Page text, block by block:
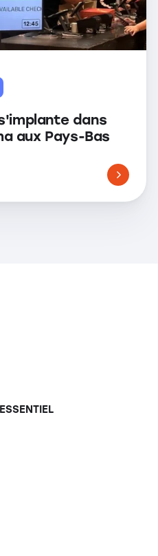
dans
aux Pays-Bas